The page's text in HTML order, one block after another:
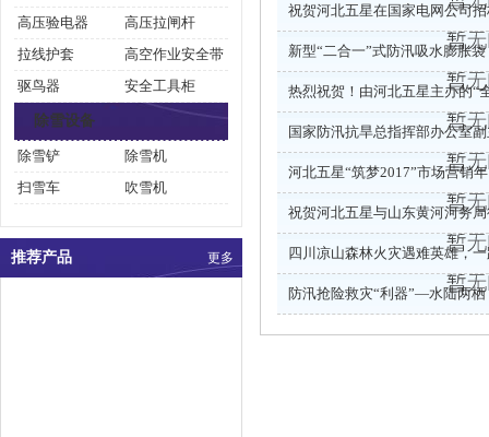
高压验电器
高压拉闸杆
拉线护套
高空作业安全带
驱鸟器
安全工具柜
除雪设备
除雪铲
除雪机
扫雪车
吹雪机
推荐产品 更多
祝贺河北五星在国家电网公司
新型“二合一”式防汛吸水膨胀袋
热烈祝贺！由河北五星主办的“
国家防汛抗旱总指挥部办公室
河北五星“筑梦2017”市场营销年
祝贺河北五星与山东黄河河务
四川凉山森林火灾遇难英雄，
防汛抢险救灾“利器”—水陆两栖